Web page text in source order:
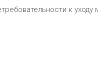
к